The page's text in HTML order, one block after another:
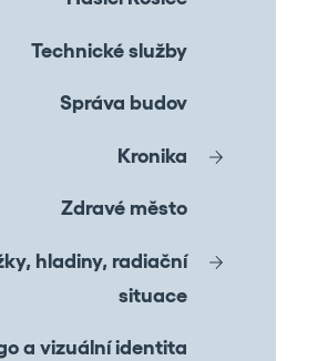
Technické služby
Správa budov
Kronika
Zdravé město
hladiny, radiační
situace
a vizuální identita